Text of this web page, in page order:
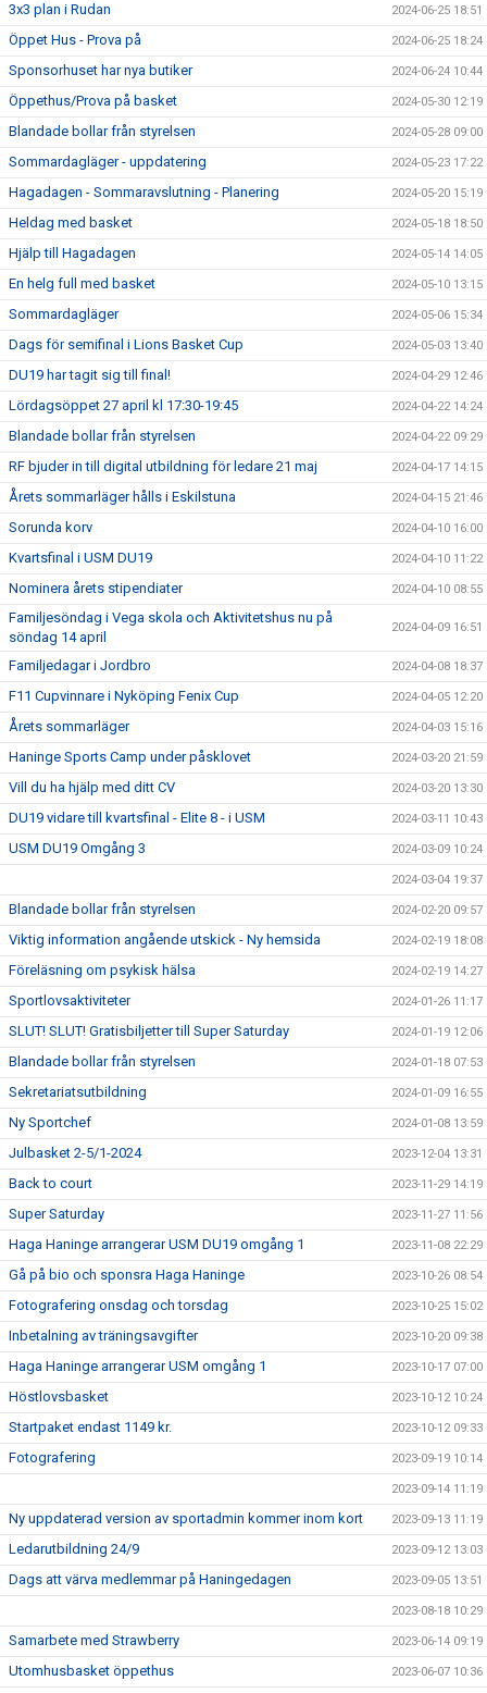
3x3 plan i Rudan 2024-06-25 18:51
Öppet Hus - Prova på 2024-06-25 18:24
Sponsorhuset har nya butiker 2024-06-24 10:44
Öppethus/Prova på basket 2024-05-30 12:19
Blandade bollar från styrelsen 2024-05-28 09:00
Sommardagläger - uppdatering 2024-05-23 17:22
Hagadagen - Sommaravslutning - Planering 2024-05-20 15:19
Heldag med basket 2024-05-18 18:50
Hjälp till Hagadagen 2024-05-14 14:05
En helg full med basket 2024-05-10 13:15
Sommardagläger 2024-05-06 15:34
Dags för semifinal i Lions Basket Cup 2024-05-03 13:40
DU19 har tagit sig till final! 2024-04-29 12:46
Lördagsöppet 27 april kl 17:30-19:45 2024-04-22 14:24
Blandade bollar från styrelsen 2024-04-22 09:29
RF bjuder in till digital utbildning för ledare 21 maj 2024-04-17 14:15
Årets sommarläger hålls i Eskilstuna 2024-04-15 21:46
Sorunda korv 2024-04-10 16:00
Kvartsfinal i USM DU19 2024-04-10 11:22
Nominera årets stipendiater 2024-04-10 08:55
Familjesöndag i Vega skola och Aktivitetshus nu på
söndag 14 april
2024-04-09 16:51
Familjedagar i Jordbro 2024-04-08 18:37
F11 Cupvinnare i Nyköping Fenix Cup 2024-04-05 12:20
Årets sommarläger 2024-04-03 15:16
Haninge Sports Camp under påsklovet 2024-03-20 21:59
Vill du ha hjälp med ditt CV 2024-03-20 13:30
DU19 vidare till kvartsfinal - Elite 8 - i USM 2024-03-11 10:43
USM DU19 Omgång 3 2024-03-09 10:24
2024-03-04 19:37
Blandade bollar från styrelsen 2024-02-20 09:57
Viktig information angående utskick - Ny hemsida 2024-02-19 18:08
Föreläsning om psykisk hälsa 2024-02-19 14:27
Sportlovsaktiviteter 2024-01-26 11:17
SLUT! SLUT! Gratisbiljetter till Super Saturday 2024-01-19 12:06
Blandade bollar från styrelsen 2024-01-18 07:53
Sekretariatsutbildning 2024-01-09 16:55
Ny Sportchef 2024-01-08 13:59
Julbasket 2-5/1-2024 2023-12-04 13:31
Back to court 2023-11-29 14:19
Super Saturday 2023-11-27 11:56
Haga Haninge arrangerar USM DU19 omgång 1 2023-11-08 22:29
Gå på bio och sponsra Haga Haninge 2023-10-26 08:54
Fotografering onsdag och torsdag 2023-10-25 15:02
Inbetalning av träningsavgifter 2023-10-20 09:38
Haga Haninge arrangerar USM omgång 1 2023-10-17 07:00
Höstlovsbasket 2023-10-12 10:24
Startpaket endast 1149 kr. 2023-10-12 09:33
Fotografering 2023-09-19 10:14
2023-09-14 11:19
Ny uppdaterad version av sportadmin kommer inom kort 2023-09-13 11:19
Ledarutbildning 24/9 2023-09-12 13:03
Dags att värva medlemmar på Haningedagen 2023-09-05 13:51
2023-08-18 10:29
Samarbete med Strawberry 2023-06-14 09:19
Utomhusbasket öppethus 2023-06-07 10:36